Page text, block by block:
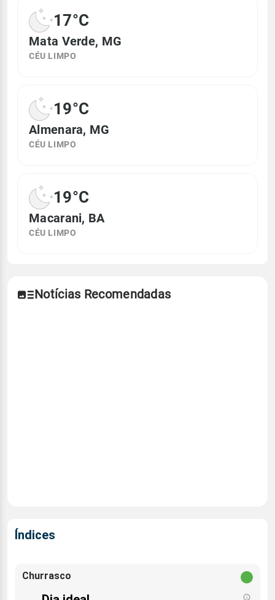
17°C
Mata Verde, MG
CÉU LIMPO
19°C
Almenara, MG
CÉU LIMPO
19°C
Macarani, BA
CÉU LIMPO
Notícias Recomendadas
Índices
Churrasco